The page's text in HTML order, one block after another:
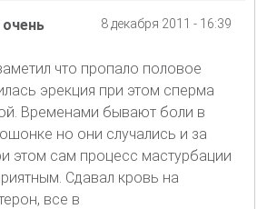
8 декабря 2011 - 16:39
что пропало половое
эрекция при этом сперма
Временами бывают боли в
но они случались и за
этом сам процесс мастурбации
Сдавал кровь на
все в